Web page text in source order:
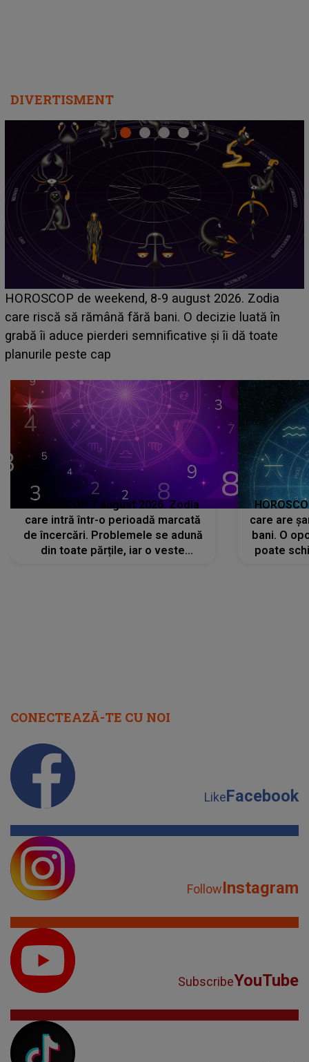
DIVERTISMENT
Emanuel a ținut ACEST DETALIU ASCUNS până
acum! În fața Alexandrei, concurentul din Casa Iubirii
face o MĂRTURISIRE NEAȘTEPTATĂ despre mama
sa: "I-am spus și ei în față, eu nu te iubesc pentru
HOROSCOP 7 august 2026. Zodia
care intră într-o perioadă marcată
de încercări. Problemele se adună
din toate părțile, iar o veste
care are
bani. O
poate
CONECTEAZĂ-TE CU NOI
LikeFacebook
FollowInstagram
SubscribeYouTube